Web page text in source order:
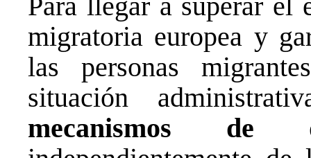
migratoria europea y
las personas
situación
mecanismos de